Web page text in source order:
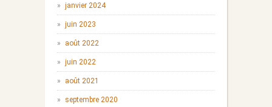
janvier 2024
juin 2023
août 2022
juin 2022
août 2021
septembre 2020